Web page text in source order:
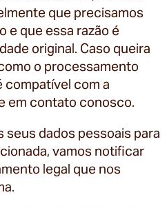
que precisamos
e que essa razão é
original. Caso queira
o processamento
compatível com a
em contato conosco.
seus dados pessoais para
vamos notificar
legal que nos